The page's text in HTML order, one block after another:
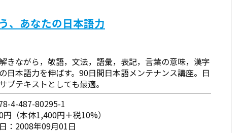
、あなたの日本語力
きながら，敬語，文法，語彙，表記，言葉の意味，漢字
日本語力を伸ばす。90日間日本語メンテナンス講座。日
ブテキストとしても最適。
4-487-80295-1
（本体1,400円＋税10%）
：2008年09月01日